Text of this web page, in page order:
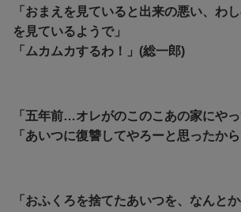
「おまえを見ていると出来の悪い、わ
を見ているようで」
「ムカムカするわ！」(総一郎)
「五年前…オレがのこのこあの家にやっ
「あいつに復讐してやろーと思ったか
「おふくろを捨てたあいつを、なんと